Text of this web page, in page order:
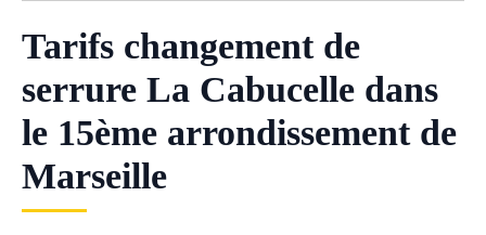
Tarifs changement de
serrure La Cabucelle dans
le 15ème arrondissement de
Marseille